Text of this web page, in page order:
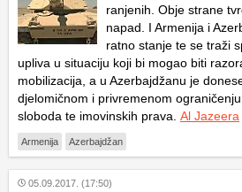
ranjenih. Obje strane
napad. I Armenija i
ratno stanje te se traži
upliva u situaciju koji bi mogao biti
mobilizacija, a u Azerbajdžanu je
djelomičnom i privremenom
sloboda te imovinskih prava. Al Jazeera
Armenija Azerbajdžan
05.09.2017. (17:50)